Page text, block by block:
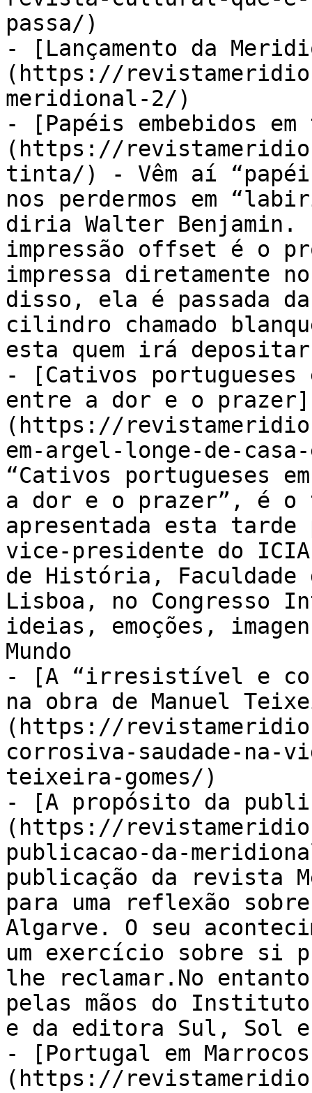
passa/)
- [Lançamento da
(https://
meridional-2/)
- [Papéis embebidos
(https://
tinta/) - Vêm aí
nos perdermos em
diria Walter Benjamin.
impressão offset é o
impressa diretamente
disso, ela é passada
cilindro chamado
esta quem irá
- [Cativos portugueses
entre a dor e o prazer]
(https://
em-argel-longe-de-
“Cativos portugueses
a dor e o prazer”, é o
apresentada esta
vice-presidente do
de História, Faculdade
Lisboa, no Congresso
ideias, emoções,
Mundo
- [A “irresistível e
na obra de Manuel
(https://
corrosiva-saudade-na-
teixeira-gomes/)
- [A propósito da
(https://
publicacao-da-
publicação da revista
para uma reflexão
Algarve. O seu
um exercício sobre si
lhe reclamar.No
pelas mãos do
e da editora Sul, Sol
- [Portugal em
(https://